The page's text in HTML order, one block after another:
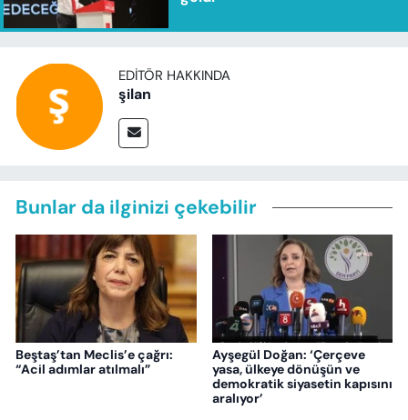
EDITÖR HAKKINDA
şilan
Bunlar da ilginizi çekebilir
Beştaş’tan Meclis’e çağrı:
“Acil adımlar atılmalı”
Ayşegül Doğan: ‘Çerçeve
yasa, ülkeye dönüşün ve
demokratik siyasetin kapısını
aralıyor’